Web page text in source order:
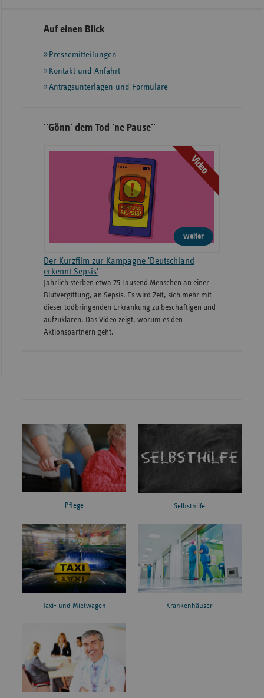
Seitennavigation
Seitenleiste
weiteren
Informationen
Auf einen Blick
Pressemitteilungen
Kontakt und Anfahrt
Antragsunterlagen und Formulare
''Gönn' dem Tod 'ne Pause''
Video
weiter
Der Kurzfilm zur Kampagne 'Deutschland
erkennt Sepsis'
Jährlich sterben etwa 75 Tausend Menschen an einer
Blutvergiftung, an Sepsis. Es wird Zeit, sich mehr mit
dieser todbringenden Erkrankung zu beschäftigen und
aufzuklären. Das Video zeigt, worum es den
Aktionspartnern geht.
Pflege Selbsthilfe
Taxi- und Mietwagen Krankenhäuser